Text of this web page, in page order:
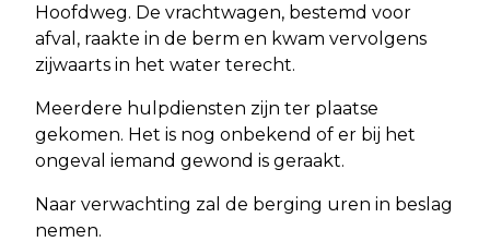
Hoofdweg. De vrachtwagen, bestemd voor
afval, raakte in de berm en kwam vervolgens
zijwaarts in het water terecht.
Meerdere hulpdiensten zijn ter plaatse
gekomen. Het is nog onbekend of er bij het
ongeval iemand gewond is geraakt.
Naar verwachting zal de berging uren in beslag
nemen.